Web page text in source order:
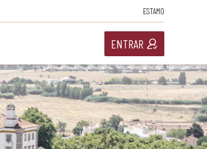
ESTAMO
ENTRAR